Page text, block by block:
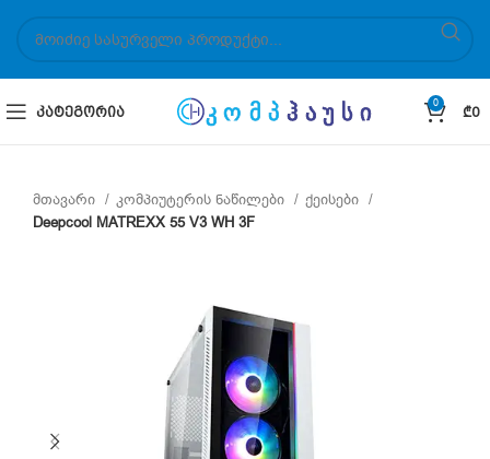
ᲙᲐᲢᲔᲒᲝᲠᲘᲐ
0
₾0
მთავარი კომპიუტერის ნაწილები
ქეისები
Deepcool MATREXX 55 V3 WH 3F